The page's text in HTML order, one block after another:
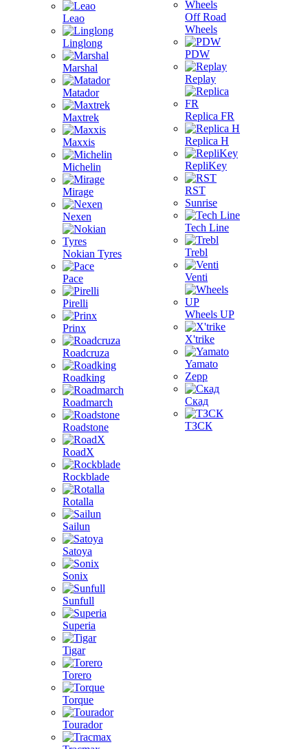
Leao
Linglong
Marshal
Matador
Maxtrek
Maxxis
Michelin
Mirage
Nexen
Nokian Tyres
Pace
Pirelli
Prinx
Roadcruza
Roadking
Roadmarch
Roadstone
RoadX
Rockblade
Rotalla
Sailun
Satoya
Sonix
Sunfull
Superia
Tigar
Torero
Torque
Tourador
Off Road
Wheels
PDW
Replay
Replica FR
Replica H
RepliKey
RST
Sunrise
Tech Line
Trebl
Venti
Wheels UP
X'trike
Yamato
Zepp
Скад
ТЗСК